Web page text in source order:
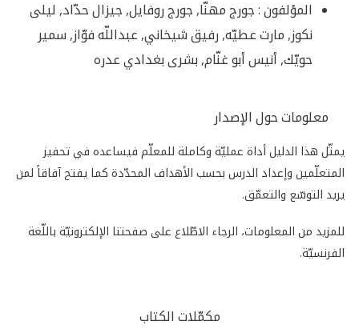
المؤلفون : جورج مهنّا, جورج روفايل, جيزال حدّاد, ليلى
نكوز, مارت عطيّه, رفيق شيخاني, عبداللّه فوّاز, سمير
حويّك, أنيس أبو غنّام, بشرى بغدادي عدره
معلومات حول الإصدار
يمثّل هذا الدليل أداة عمليّة وكاملة للمعلّم فيساعده في تحفيز
المتعلّمين وإعداد الدرس بحسب الأهداف المحدّدة كما يفتح آفاقاً لمن
يريد التوسّع والتعمّق.
للمزيد من المعلومات، الرجاء الاطّلاع على صفحتنا الإلكترونيّة باللّغة
الفرنسيّة.
مكمّلات الكتاب